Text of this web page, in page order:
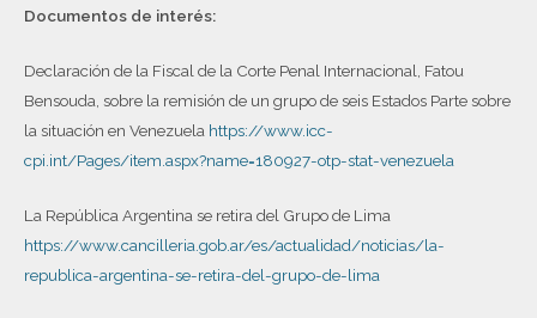
Documentos de interés:
Declaración de la Fiscal de la Corte Penal Internacional, Fatou
Bensouda, sobre la remisión de un grupo de seis Estados Parte sobre
la situación en Venezuela https://www.icc-
cpi.int/Pages/item.aspx?name=180927-otp-stat-venezuela
La República Argentina se retira del Grupo de Lima
https://www.cancilleria.gob.ar/es/actualidad/noticias/la-
republica-argentina-se-retira-del-grupo-de-lima